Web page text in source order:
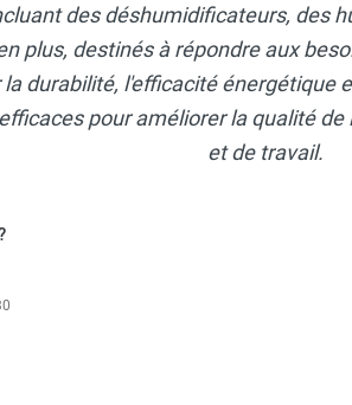
des déshumidificateurs, des
plus, destinés à répondre aux
durabilité, l'efficacité énergétique
pour améliorer la qualité
et de travail.